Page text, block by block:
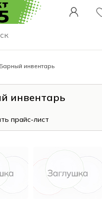
инвентарь
инвентарь
прайс-лист